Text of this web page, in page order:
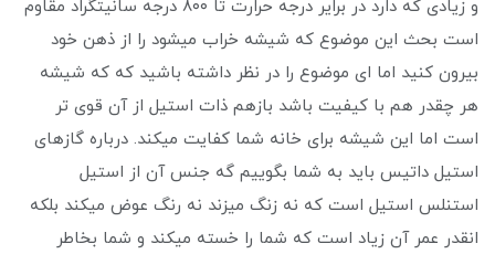
و زیادی که دارد در برایر درجه حرارت تا ۸۰۰ درجه سانیتگراد مقاوم
است بحث این موضوع که شیشه خراب میشود را از ذهن خود
بیرون کنید اما ای موضوع را در نظر داشته باشید که که شیشه
هر چقدر هم با کیفیت باشد بازهم ذات استیل از آن قوی تر
است اما این شیشه برای خانه شما کفایت میکند. درباره گازهای
استیل داتیس باید به شما بگوییم گه جنس آن از استیل
استنلس استیل است که نه زنگ میزند نه رنگ عوض میکند بلکه
انقدر عمر آن زیاد است که شما را خسته میکند و شما بخاطر